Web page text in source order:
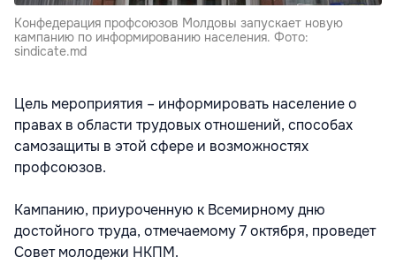
Конфедерация профсоюзов Молдовы запускает новую
кампанию по информированию населения. Фото:
sindicate.md
Цель мероприятия – информировать население о
правах в области трудовых отношений, способах
самозащиты в этой сфере и возможностях
профсоюзов.
Кампанию, приуроченную к Всемирному дню
достойного труда, отмечаемому 7 октября, проведет
Совет молодежи НКПМ.